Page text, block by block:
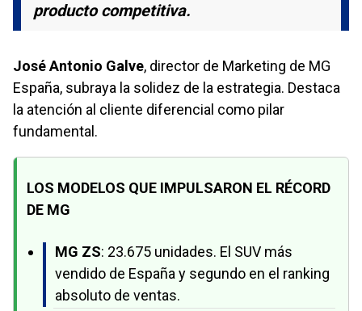
producto competitiva.
José Antonio Galve, director de Marketing de MG
España, subraya la solidez de la estrategia. Destaca
la atención al cliente diferencial como pilar
fundamental.
LOS MODELOS QUE IMPULSARON EL RÉCORD
DE MG
MG ZS: 23.675 unidades. El SUV más
vendido de España y segundo en el ranking
absoluto de ventas.